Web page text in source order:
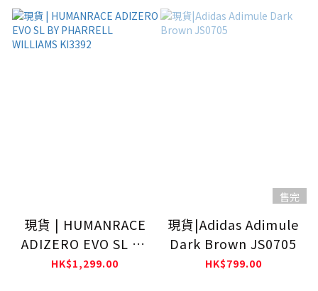
現貨 | HUMANRACE
ADIZERO EVO SL BY
PHARRELL
HK$1,299.00
售完
現貨|Adidas Adimule
Dark Brown JS0705
HK$799.00